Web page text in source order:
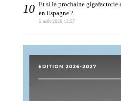
Et si la prochaine gigafactorie
en Espagne ?
5 août 2026 12:57